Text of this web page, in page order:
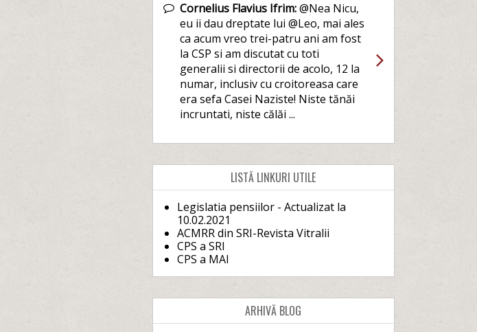
Cornelius Flavius Ifrim:@Nea Nicu,
eu ii dau dreptate lui @Leo, mai ales
ca acum vreo trei-patru ani am fost
la CSP si am discutat cu toti
generalii si directorii de acolo, 12 la
numar, inclusiv cu croitoreasa care
era sefa Casei Naziste! Niste tănăi
incruntati, niste călăi ...
LISTĂ LINKURI UTILE
Legislatia pensiilor - Actualizat la
10.02.2021
ACMRR din SRI-Revista Vitralii
CPS a SRI
CPS a MAI
ARHIVĂ BLOG